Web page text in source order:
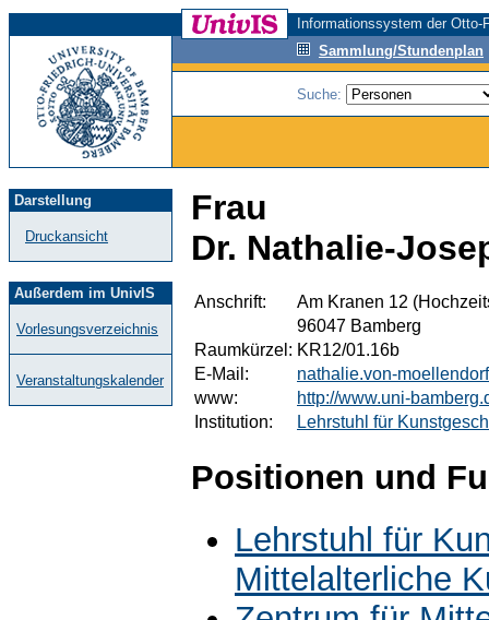
Informationssystem der
Sammlung/Stundenplan
Suche:
Darstellung
Druckansicht
Außerdem im UnivIS
Vorlesungsverzeichnis
Veranstaltungskalender
Frau
Dr. Nathalie-
Anschrift:
Am Kranen 12
96047 Bamberg
Raumkürzel: KR12/01.16b
E-Mail:
nathalie.von-
www:
http://www.uni-
Institution:
Lehrstuhl für
Positionen und
Lehrstuhl für
Mittelalterliche